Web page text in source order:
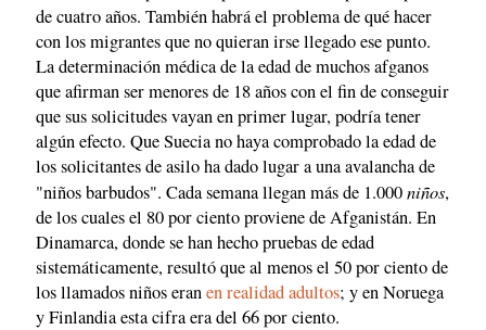
de cuatro años. También habrá el problema de qué hacer
con los migrantes que no quieran irse llegado ese punto.
La determinación médica de la edad de muchos afganos
que afirman ser menores de 18 años con el fin de conseguir
que sus solicitudes vayan en primer lugar, podría tener
algún efecto. Que Suecia no haya comprobado la edad de
los solicitantes de asilo ha dado lugar a una avalancha de
"niños barbudos". Cada semana llegan más de 1.000niños,
de los cuales el 80 por ciento proviene de Afganistán. En
Dinamarca, donde se han hecho pruebas de edad
sistemáticamente, resultó que al menos el 50 por ciento de
los llamados niños eranen realidad adultos; y en Noruega
y Finlandia esta cifra era del 66 por ciento.